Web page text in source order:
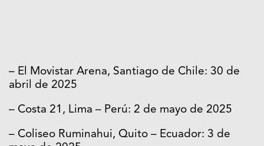
– El Movistar Arena, Santiago de Chile: 30 de
abril de 2025
– Costa 21, Lima – Perú: 2 de mayo de 2025